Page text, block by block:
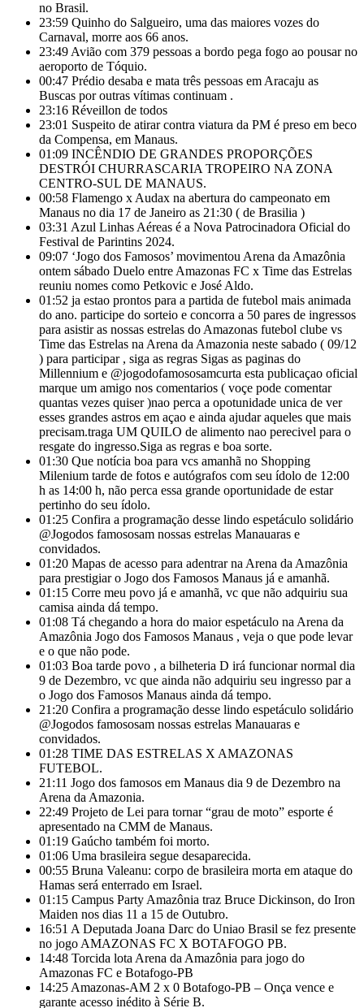
no Brasil.
23:59 Quinho do Salgueiro, uma das maiores vozes do
Carnaval, morre aos 66 anos.
23:49 Avião com 379 pessoas a bordo pega fogo ao pousar no
aeroporto de Tóquio.
00:47 Prédio desaba e mata três pessoas em Aracaju as
Buscas por outras vítimas continuam .
23:16 Réveillon de todos
23:01 Suspeito de atirar contra viatura da PM é preso em beco
da Compensa, em Manaus.
01:09 INCÊNDIO DE GRANDES PROPORÇÕES
DESTRÓI CHURRASCARIA TROPEIRO NA ZONA
CENTRO-SUL DE MANAUS.
00:58 Flamengo x Audax na abertura do campeonato em
Manaus no dia 17 de Janeiro as 21:30 ( de Brasilia )
03:31 Azul Linhas Aéreas é a Nova Patrocinadora Oficial do
Festival de Parintins 2024.
09:07 ‘Jogo dos Famosos’ movimentou Arena da Amazônia
ontem sábado Duelo entre Amazonas FC x Time das Estrelas
reuniu nomes como Petkovic e José Aldo.
01:52 ja estao prontos para a partida de futebol mais animada
do ano. participe do sorteio e concorra a 50 pares de ingressos
para asistir as nossas estrelas do Amazonas futebol clube vs
Time das Estrelas na Arena da Amazonia neste sabado ( 09/12
) para participar , siga as regras Sigas as paginas do
Millennium e @jogodofamososamcurta esta publicaçao oficial
marque um amigo nos comentarios ( voçe pode comentar
quantas vezes quiser )nao perca a opotunidade unica de ver
esses grandes astros em açao e ainda ajudar aqueles que mais
precisam.traga UM QUILO de alimento nao perecivel para o
resgate do ingresso.Siga as regras e boa sorte.
01:30 Que notícia boa para vcs amanhã no Shopping
Milenium tarde de fotos e autógrafos com seu ídolo de 12:00
h as 14:00 h, não perca essa grande oportunidade de estar
pertinho do seu ídolo.
01:25 Confira a programação desse lindo espetáculo solidário
@Jogodos famososam nossas estrelas Manauaras e
convidados.
01:20 Mapas de acesso para adentrar na Arena da Amazônia
para prestigiar o Jogo dos Famosos Manaus já e amanhã.
01:15 Corre meu povo já e amanhã, vc que não adquiriu sua
camisa ainda dá tempo.
01:08 Tá chegando a hora do maior espetáculo na Arena da
Amazônia Jogo dos Famosos Manaus , veja o que pode levar
e o que não pode.
01:03 Boa tarde povo , a bilheteria D irá funcionar normal dia
9 de Dezembro, vc que ainda não adquiriu seu ingresso par a
o Jogo dos Famosos Manaus ainda dá tempo.
21:20 Confira a programação desse lindo espetáculo solidário
@Jogodos famososam nossas estrelas Manauaras e
convidados.
01:28 TIME DAS ESTRELAS X AMAZONAS
FUTEBOL.
21:11 Jogo dos famosos em Manaus dia 9 de Dezembro na
Arena da Amazonia.
22:49 Projeto de Lei para tornar “grau de moto” esporte é
apresentado na CMM de Manaus.
01:19 Gaúcho também foi morto.
01:06 Uma brasileira segue desaparecida.
00:55 Bruna Valeanu: corpo de brasileira morta em ataque do
Hamas será enterrado em Israel.
01:15 Campus Party Amazônia traz Bruce Dickinson, do Iron
Maiden nos dias 11 a 15 de Outubro.
16:51 A Deputada Joana Darc do Uniao Brasil se fez presente
no jogo AMAZONAS FC X BOTAFOGO PB.
14:48 Torcida lota Arena da Amazônia para jogo do
Amazonas FC e Botafogo-PB
14:25 Amazonas-AM 2 x 0 Botafogo-PB – Onça vence e
garante acesso inédito à Série B.